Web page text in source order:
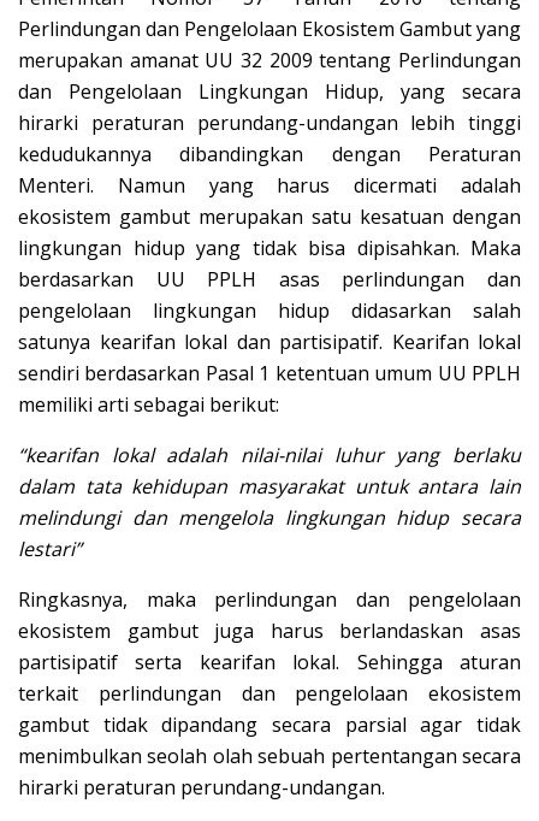
Perlindungan dan Pengelolaan Ekosistem Gambut yang
merupakan amanat UU 32 2009 tentang Perlindungan
dan Pengelolaan Lingkungan Hidup, yang secara
hirarki peraturan perundang-undangan lebih tinggi
kedudukannya dibandingkan dengan Peraturan
Menteri. Namun yang harus dicermati adalah
ekosistem gambut merupakan satu kesatuan dengan
lingkungan hidup yang tidak bisa dipisahkan. Maka
berdasarkan UU PPLH asas perlindungan dan
pengelolaan lingkungan hidup didasarkan salah
satunya kearifan lokal dan partisipatif. Kearifan lokal
sendiri berdasarkan Pasal 1 ketentuan umum UU PPLH
memiliki arti sebagai berikut:
“kearifan lokal adalah nilai-nilai luhur yang berlaku
dalam tata kehidupan masyarakat untuk antara lain
melindungi dan mengelola lingkungan hidup secara
lestari”
Ringkasnya, maka perlindungan dan pengelolaan
ekosistem gambut juga harus berlandaskan asas
partisipatif serta kearifan lokal. Sehingga aturan
terkait perlindungan dan pengelolaan ekosistem
gambut tidak dipandang secara parsial agar tidak
menimbulkan seolah olah sebuah pertentangan secara
hirarki peraturan perundang-undangan.